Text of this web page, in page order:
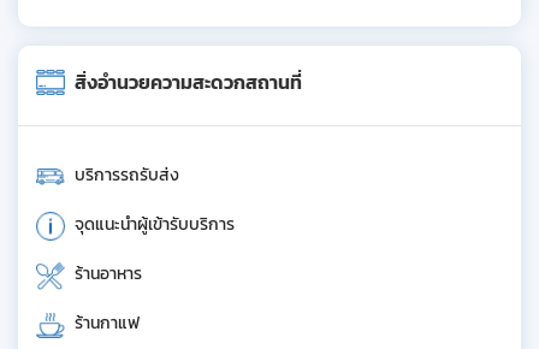
สิ่งอำนวยความสะดวกสถานที่
บริการรถรับส่ง
จุดแนะนำผู้เข้ารับบริการ
ร้านอาหาร
ร้านกาแฟ